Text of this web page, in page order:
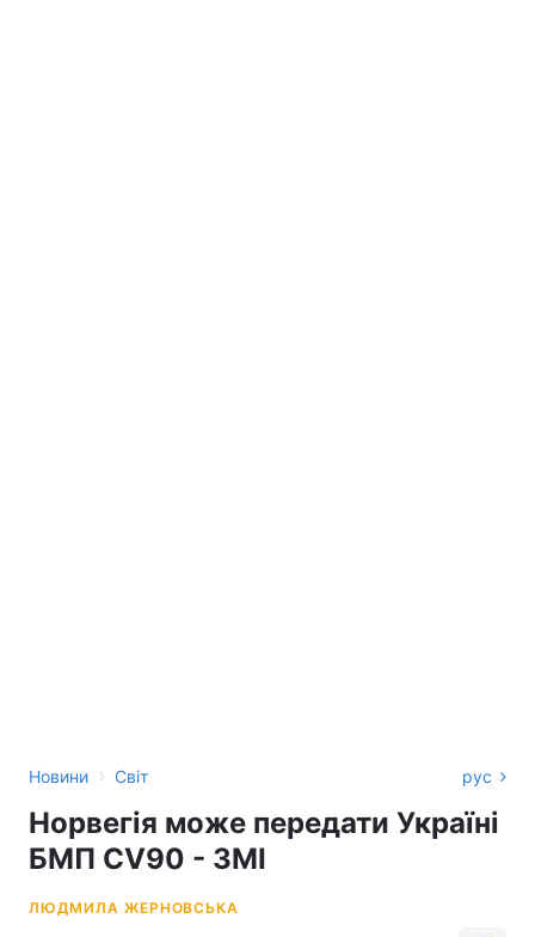
Новини › Світ рус
Норвегія може передати Україні
БМП CV90 - ЗМІ
ЛЮДМИЛА ЖЕРНОВСЬКА